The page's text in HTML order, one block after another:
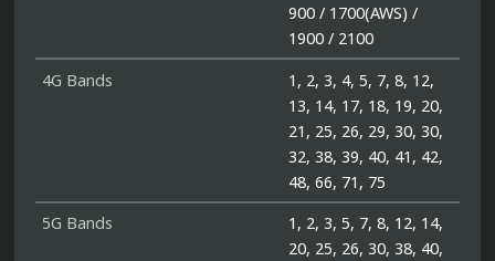
900 / 1700(AWS) /
1900 / 2100
4G Bands
1, 2, 3, 4, 5, 7, 8, 12,
13, 14, 17, 18, 19, 20,
21, 25, 26, 29, 30, 30,
32, 38, 39, 40, 41, 42,
48, 66, 71, 75
5G Bands
1, 2, 3, 5, 7, 8, 12, 14,
20, 25, 26, 30, 38, 40,